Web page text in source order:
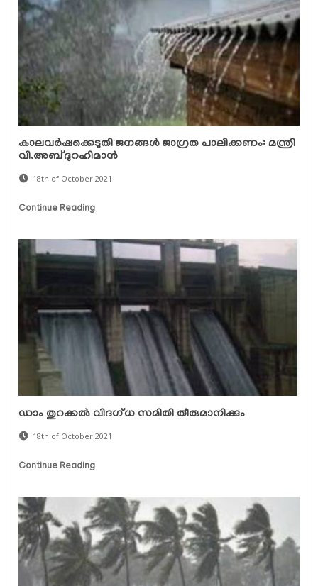
കാലവര്‍ഷക്കെടുതി ജനങ്ങള്‍ ജാഗ്രത പാലിക്കണം: മന്ത്രി
വി.അബ്ദുറഹിമാന്‍
18th of October 2021
Continue Reading
ഡാം തുറക്കൽ വിദഗ്ധ സമിതി തീരുമാനിക്കും
18th of October 2021
Continue Reading